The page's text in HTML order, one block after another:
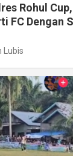
Rohul
FC Dengan
Lubis